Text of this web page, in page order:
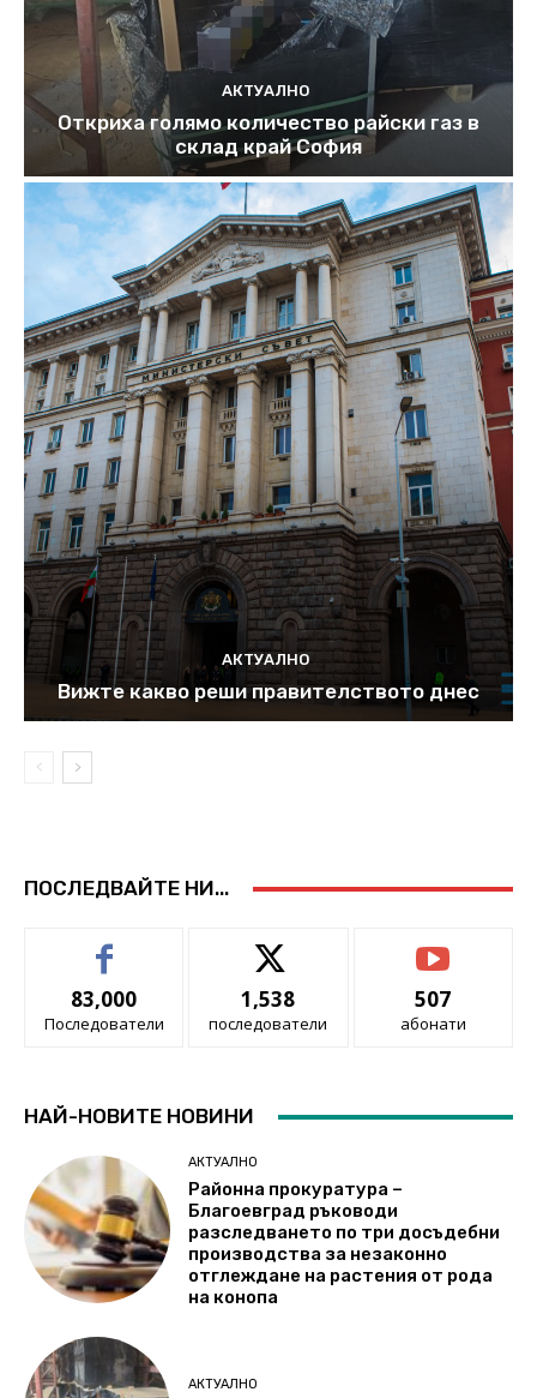
АКТУАЛНО
Откриха голямо количество райски газ в
склад край София
АКТУАЛНО
Вижте какво реши правителството днес
ПОСЛЕДВАЙТЕ НИ...
83,000
Последователи
1,538
последователи
507
абонати
НАЙ-НОВИТЕ НОВИНИ
АКТУАЛНО
Районна прокуратура –
Благоевград ръководи
разследването по три досъдебни
производства за незаконно
отглеждане на растения от рода
на конопа
АКТУАЛНО